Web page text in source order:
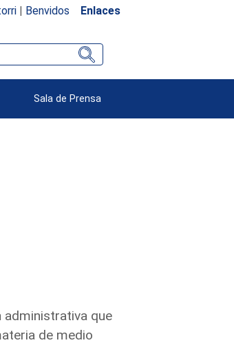
| Benvidos Enlaces
Sala de Prensa
administrativa que
de medio